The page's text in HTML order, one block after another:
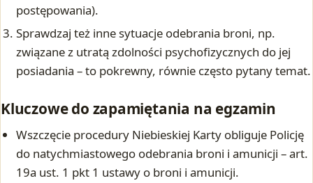
postępowania).
Sprawdzaj też inne sytuacje odebrania broni, np.
związane z utratą zdolności psychofizycznych do jej
posiadania – to pokrewny, równie często pytany temat.
Kluczowe do zapamiętania na egzamin
Wszczęcie procedury Niebieskiej Karty obliguje Policję
do natychmiastowego odebrania broni i amunicji – art.
19a ust. 1 pkt 1 ustawy o broni i amunicji.